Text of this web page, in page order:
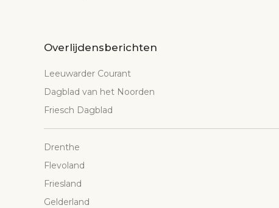
Overlijdensberichten
Leeuwarder Courant
Dagblad van het Noorden
Friesch Dagblad
Drenthe
Flevoland
Friesland
Gelderland